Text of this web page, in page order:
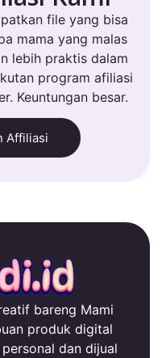
file yang bisa
mama yang malas
lebih praktis dalam
program afiliasi
Keuntungan besar.
Affiliasi
bareng Mami
produk digital
dan dijual